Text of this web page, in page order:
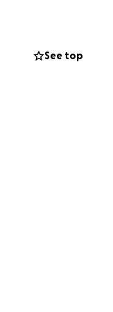
güçlü,
özgüven ve güç
See top